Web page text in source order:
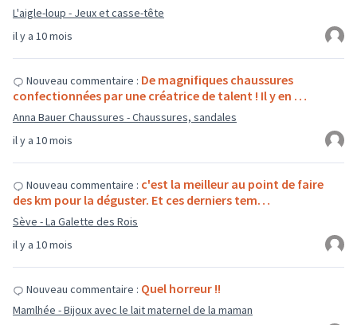
il y a 10 mois
L'aigle-loup - Jeux et casse-tête
il y a 10 mois
Nouveau commentaire : De magnifiques chaussures
confectionnées par une créatrice de talent ! Il y en …
Anna Bauer Chaussures - Chaussures, sandales
il y a 10 mois
Nouveau commentaire : c'est la meilleur au point de faire
des km pour la déguster. Et ces derniers tem…
Sève - La Galette des Rois
Nouveau commentaire : Quel horreur !!
Mamlhée - Bijoux avec le lait maternel de la maman